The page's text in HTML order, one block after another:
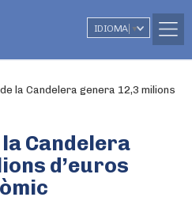
IDIOMA ▼
la Candelera genera 12,3 milions
Candelera
d’euros